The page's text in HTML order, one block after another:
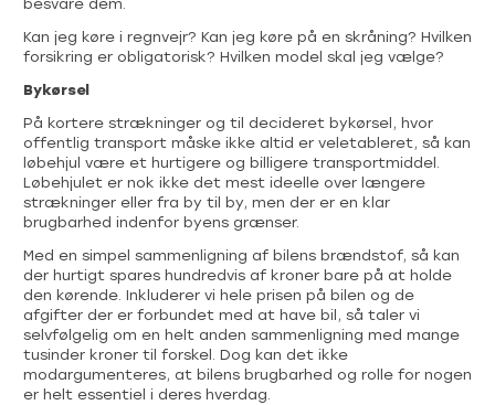
besvare dem.
Kan jeg køre i regnvejr? Kan jeg køre på en skråning? Hvilken
forsikring er obligatorisk? Hvilken model skal jeg vælge?
Bykørsel
På kortere strækninger og til decideret bykørsel, hvor
offentlig transport måske ikke altid er veletableret, så kan
løbehjul være et hurtigere og billigere transportmiddel.
Løbehjulet er nok ikke det mest ideelle over længere
strækninger eller fra by til by, men der er en klar
brugbarhed indenfor byens grænser.
Med en simpel sammenligning af bilens brændstof, så kan
der hurtigt spares hundredvis af kroner bare på at holde
den kørende. Inkluderer vi hele prisen på bilen og de
afgifter der er forbundet med at have bil, så taler vi
selvfølgelig om en helt anden sammenligning med mange
tusinder kroner til forskel. Dog kan det ikke
modargumenteres, at bilens brugbarhed og rolle for nogen
er helt essentiel i deres hverdag.